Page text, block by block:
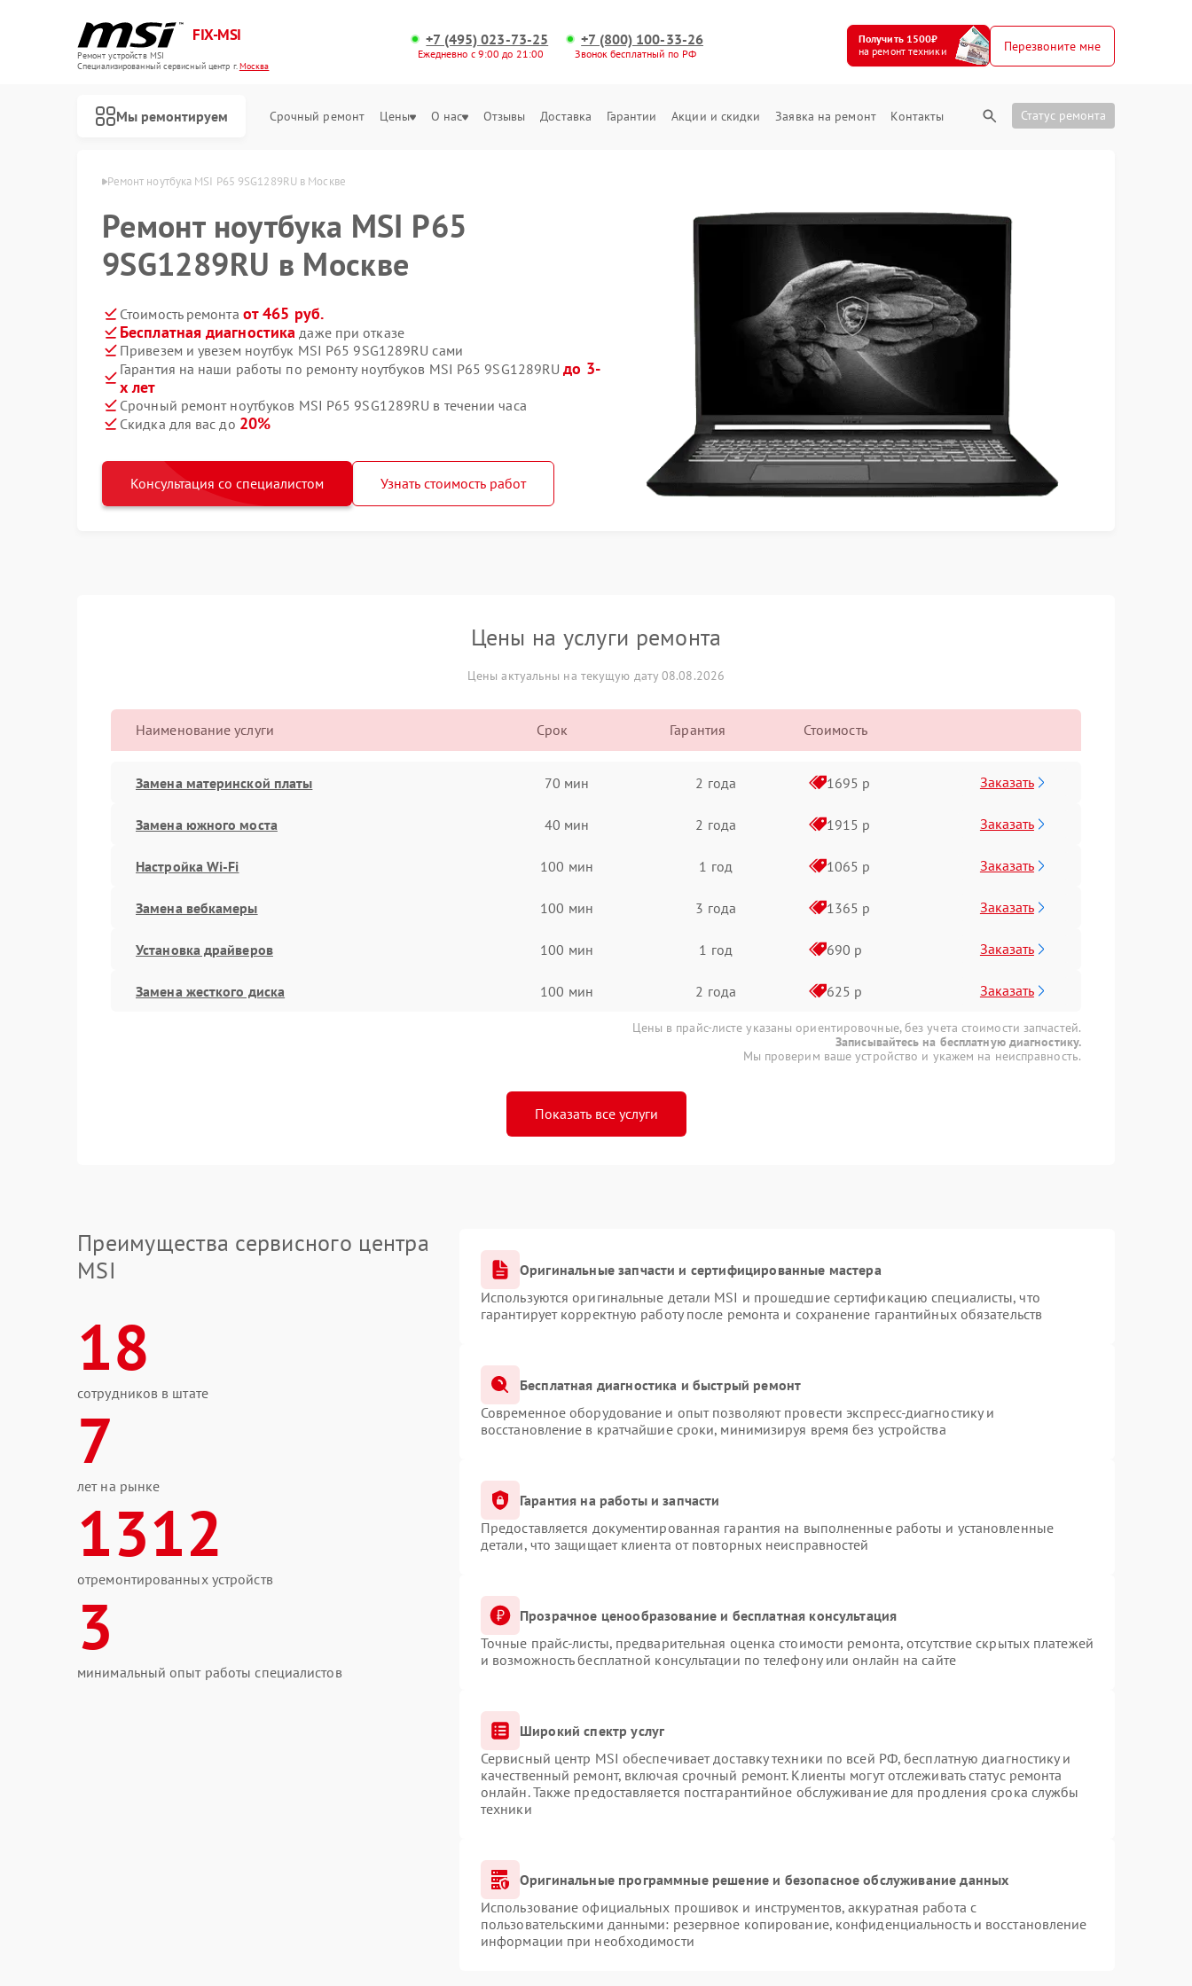
FIX-MSI
Ремонт устройств MSI
Специализированный cервисный центр г.Москва
+7 (495) 023-73-25
Ежедневно с 9:00 до 21:00
+7 (800) 100-33-26
Звонок бесплатный по РФ
Получить 1500₽
на ремонт техники
Перезвоните мне
Мы ремонтируем Срочный ремонт Цены О нас Отзывы Доставка Гарантии Акции и скидки Заявка на ремонт Контакты Статус ремонта
Ремонт ноутбука MSI P65 9SG1289RU в Москве
Ремонт ноутбука MSI P65
9SG1289RU в Москве
Стоимость ремонта от 465 руб.
Бесплатная диагностика даже при отказе
Привезем и увезем ноутбук MSI P65 9SG1289RU сами
Гарантия на наши работы по ремонту ноутбуков MSI P65 9SG1289RUдо 3-
х лет
Срочный ремонт ноутбуков MSI P65 9SG1289RU в течении часа
Скидка для вас до 20%
Консультация со специалистом Узнать стоимость работ
Цены на услуги ремонта
Цены актуальны на текущую дату 08.08.2026
Наименование услуги Срок Гарантия Стоимость
Замена материнской платы 70 мин 2 года 1695 р Заказать
Замена южного моста 40 мин 2 года 1915 р Заказать
Настройка Wi-Fi 100 мин 1 год 1065 р Заказать
Замена вебкамеры 100 мин 3 года 1365 р Заказать
Установка драйверов 100 мин 1 год 690 р Заказать
Замена жесткого диска 100 мин 2 года 625 р Заказать
Цены в прайс-листе указаны ориентировочные, без учета стоимости запчастей.
Записывайтесь на бесплатную диагностику.
Мы проверим ваше устройство и укажем на неисправность.
Показать все услуги
Преимущества сервисного центра
MSI
18
сотрудников в штате
7
лет на рынке
1312
отремонтированных устройств
3
минимальный опыт работы специалистов
Оригинальные запчасти и сертифицированные мастера
Используются оригинальные детали MSI и прошедшие сертификацию специалисты, что
гарантирует корректную работу после ремонта и сохранение гарантийных обязательств
Бесплатная диагностика и быстрый ремонт
Современное оборудование и опыт позволяют провести экспресс-диагностику и
восстановление в кратчайшие сроки, минимизируя время без устройства
Гарантия на работы и запчасти
Предоставляется документированная гарантия на выполненные работы и установленные
детали, что защищает клиента от повторных неисправностей
Прозрачное ценообразование и бесплатная консультация
Точные прайс-листы, предварительная оценка стоимости ремонта, отсутствие скрытых платежей
и возможность бесплатной консультации по телефону или онлайн на сайте
Широкий спектр услуг
Сервисный центр MSI обеспечивает доставку техники по всей РФ, бесплатную диагностику и
качественный ремонт, включая срочный ремонт. Клиенты могут отслеживать статус ремонта
онлайн. Также предоставляется постгарантийное обслуживание для продления срока службы
техники
Оригинальные программные решение и безопасное обслуживание данных
Использование официальных прошивок и инструментов, аккуратная работа с
пользовательскими данными: резервное копирование, конфиденциальность и восстановление
информации при необходимости